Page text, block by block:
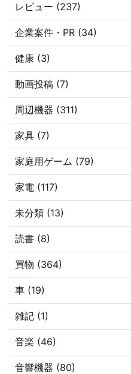
レビュー (237)
企業案件・PR (34)
健康 (3)
動画投稿 (7)
周辺機器 (311)
家具 (7)
家庭用ゲーム (79)
家電 (117)
未分類 (13)
読書 (8)
買物 (364)
車 (19)
雑記 (1)
音楽 (46)
音響機器 (80)